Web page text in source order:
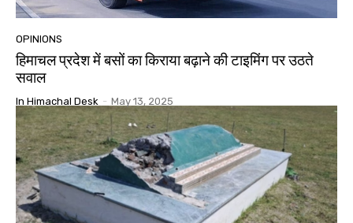
OPINIONS
हिमाचल प्रदेश में बसों का किराया बढ़ाने की टाइमिंग पर उठते
सवाल
In Himachal Desk - May 13, 2025